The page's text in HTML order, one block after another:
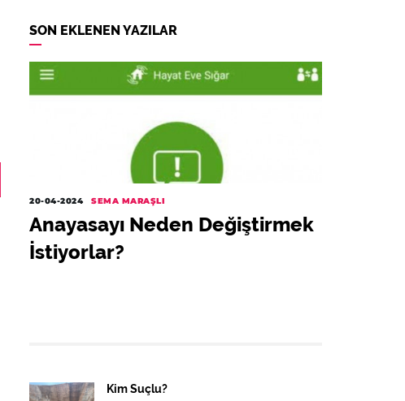
SON EKLENEN YAZILAR
20-04-2024 SEMA MARAŞLI
Anayasayı Neden Değiştirmek
İstiyorlar?
Kim Suçlu?